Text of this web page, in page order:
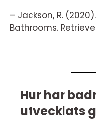
– Jackson, R.
Bathrooms.
Hur har
utvecklats